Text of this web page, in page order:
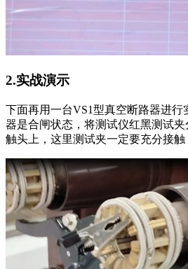
2.实战演示
下面再用一台VS1型真空断路器进行
器是合闸状态，将测试仪红黑测试
触头上，这里测试夹一定要充分接触